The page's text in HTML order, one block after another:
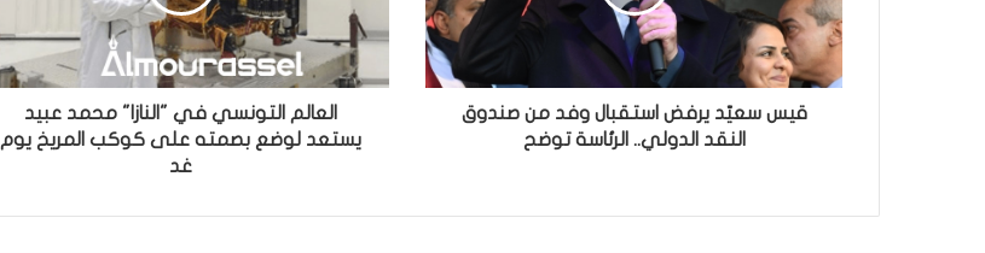
قيس سعيّد يرفض استقبال وفد من صندوق
النقد الدولي.. الرئاسة توضح
العالم التونسي في "النازا" محمد عبيد
يستعد لوضع بصمته على كوكب المريخ يوم
غد